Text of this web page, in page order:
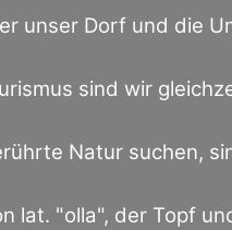
unser Dorf und die
sind wir
Natur suchen,
lat. "olla", der Topf